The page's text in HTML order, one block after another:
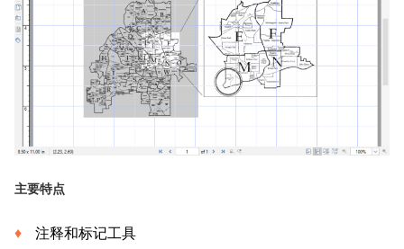
主要特点
注释和标记工具